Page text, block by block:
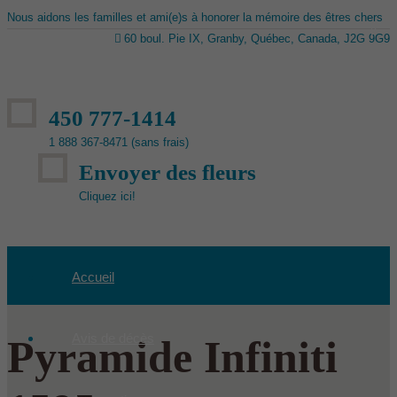
Nous aidons les familles et ami(e)s à honorer la mémoire des êtres chers
60 boul. Pie IX, Granby, Québec, Canada, J2G 9G9
450 777-1414
1 888 367-8471 (sans frais)
Envoyer des fleurs
Cliquez ici!
Accueil
Avis de décès
Pyramide Infiniti